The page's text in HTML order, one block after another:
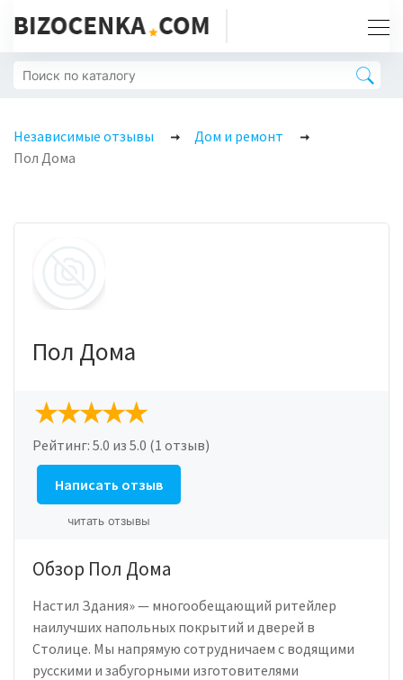
Независимые отзывы
Дом и ремонт
Пол Дома
Пол Дома
Рейтинг: 5.0 из 5.0 (1 отзыв)
Написать отзыв
читать отзывы
Обзор Пол Дома
Настил Здания» — многообещающий ритейлер
наилучших напольных покрытий и дверей в
Столице. Мы напрямую сотрудничаем с водящими
русскими и забугорными изготовителями